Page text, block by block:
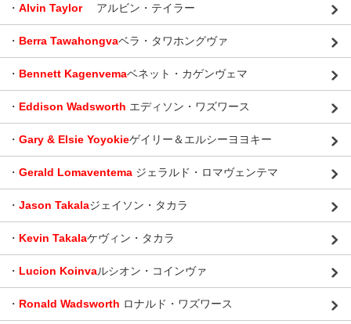
・ Alvin Taylor アルビン・テイラー
・ Berra Tawahongvaベラ・タワホングヴァ
・ Bennett Kagenvemaベネット・カゲンヴェマ
・ Eddison Wadsworth エディソン・ワズワース
・ Gary & Elsie Yoyokieゲイリー＆エルシーヨヨキー
・ Gerald Lomaventema ジェラルド・ロマヴェンテマ
・ Jason Takalaジェイソン・タカラ
・ Kevin Takalaケヴィン・タカラ
・ Lucion Koinvaルシオン・コインヴァ
・ Ronald Wadsworth ロナルド・ワズワース